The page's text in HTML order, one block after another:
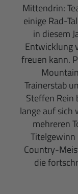
Mittendrin:
einige Rad-
in diesem
Entwicklung
freuen kann.
Trainerstab
Steffen Rein
lange auf sich
mehreren
Titelgewinn
Country-
die